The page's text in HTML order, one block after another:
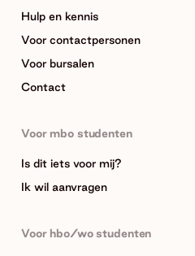
Hulp en kennis
Voor contactpersonen
Voor bursalen
Contact
Voor mbo studenten
Is dit iets voor mij?
Ik wil aanvragen
Voor hbo/wo studenten